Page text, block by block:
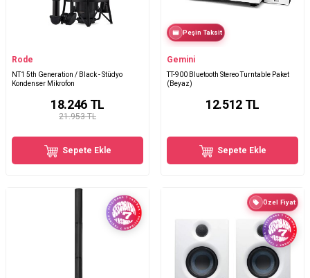
Rode
NT1 5th Generation / Black - Stüdyo
Kondenser Mikrofon
21.953 TL
18.246TL
Sepete Ekle
Peşin Taksit
Gemini
TT-900 Bluetooth Stereo Turntable Paket
(Beyaz)
12.512TL
Sepete Ekle
Özel Fiyat